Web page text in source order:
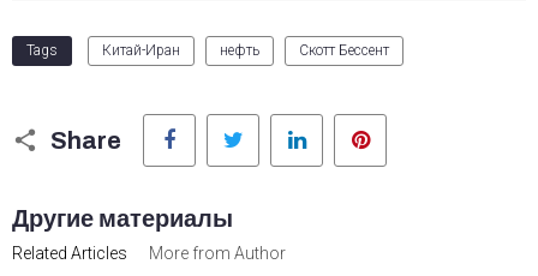
Tags Китай-Иран нефть Скотт Бессент
Share
Facebook Twitter LinkedIn
Другие материалы
Related Articles More from Author